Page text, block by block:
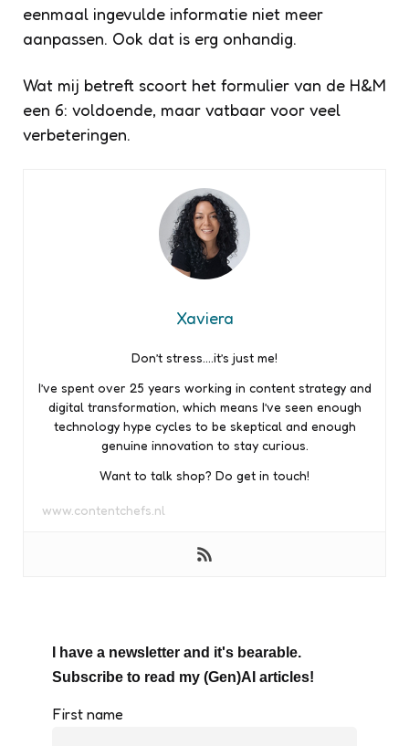
eenmaal ingevulde informatie niet meer
aanpassen. Ook dat is erg onhandig.
Wat mij betreft scoort het formulier van de H&M
een 6: voldoende, maar vatbaar voor veel
verbeteringen.
Xaviera
Don’t stress….it’s just me!
I’ve spent over 25 years working in content strategy and
digital transformation, which means I’ve seen enough
technology hype cycles to be skeptical and enough
genuine innovation to stay curious.
Want to talk shop? Do get in touch!
www.contentchefs.nl
I have a newsletter and it's bearable.
Subscribe to read my (Gen)AI articles!
First name